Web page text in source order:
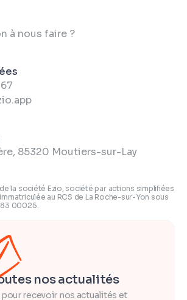
à nous faire ?
85320 Moutiers-sur-Lay
la société Ezio, société par actions simplifiées
au RCS de La Roche-sur-Yon sous
00025.
nos actualités
recevoir nos actualités et